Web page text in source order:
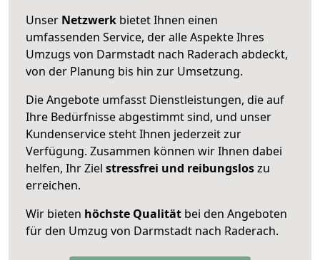
Unser Netzwerk bietet Ihnen einen
umfassenden Service, der alle Aspekte Ihres
Umzugs von Darmstadt nach Raderach abdeckt,
von der Planung bis hin zur Umsetzung.
Die Angebote umfasst Dienstleistungen, die auf
Ihre Bedürfnisse abgestimmt sind, und unser
Kundenservice steht Ihnen jederzeit zur
Verfügung. Zusammen können wir Ihnen dabei
helfen, Ihr Ziel stressfrei und reibungsloszu
erreichen.
Wir bieten höchste Qualität bei den Angeboten
für den Umzug von Darmstadt nach Raderach.